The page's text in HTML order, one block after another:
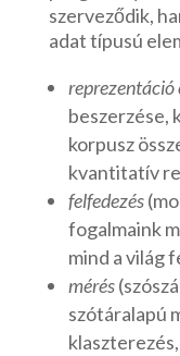
szerveződik,
adat típusú
reprezentáció
beszerzése,
korpusz
kvantitatív
felfedezés
fogalmaink
mind a világ
mérés
szótáralapú